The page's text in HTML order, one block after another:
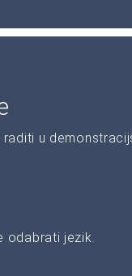
u
odabrati jezik.